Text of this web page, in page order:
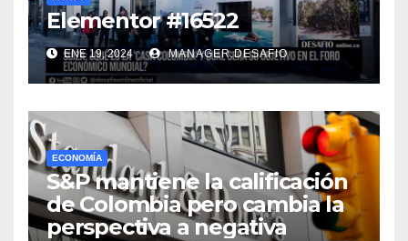
Elementor #16522
ENE 19, 2024 MANAGER.DESAFIO
ECONOMÍA
S&P mantiene la calificación
de Colombia pero cambia la
perspectiva a negativa